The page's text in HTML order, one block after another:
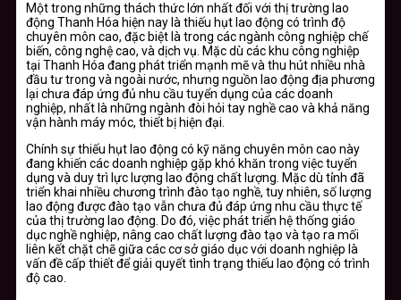
Một trong những thách thức lớn nhất đối với thị trường lao
động Thanh Hóa hiện nay là thiếu hụt lao động có trình độ
chuyên môn cao, đặc biệt là trong các ngành công nghiệp chế
biến, công nghệ cao, và dịch vụ. Mặc dù các khu công nghiệp
tại Thanh Hóa đang phát triển mạnh mẽ và thu hút nhiều nhà
đầu tư trong và ngoài nước, nhưng nguồn lao động địa phương
lại chưa đáp ứng đủ nhu cầu tuyển dụng của các doanh
nghiệp, nhất là những ngành đòi hỏi tay nghề cao và khả năng
vận hành máy móc, thiết bị hiện đại.
Chính sự thiếu hụt lao động có kỹ năng chuyên môn cao này
đang khiến các doanh nghiệp gặp khó khăn trong việc tuyển
dụng và duy trì lực lượng lao động chất lượng. Mặc dù tỉnh đã
triển khai nhiều chương trình đào tạo nghề, tuy nhiên, số lượng
lao động được đào tạo vẫn chưa đủ đáp ứng nhu cầu thực tế
của thị trường lao động. Do đó, việc phát triển hệ thống giáo
dục nghề nghiệp, nâng cao chất lượng đào tạo và tạo ra mối
liên kết chặt chẽ giữa các cơ sở giáo dục với doanh nghiệp là
vấn đề cấp thiết để giải quyết tình trạng thiếu lao động có trình
độ cao.